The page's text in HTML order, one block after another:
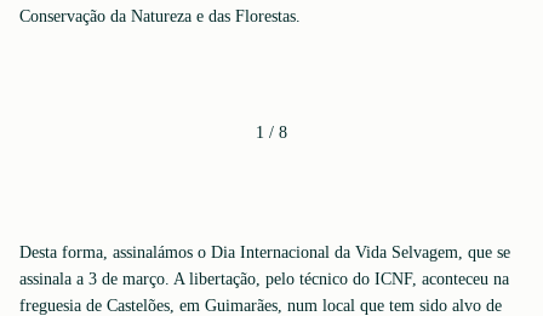
Conservação da Natureza e das Florestas.
1 / 8
Desta forma, assinalámos o Dia Internacional da Vida Selvagem, que se
assinala a 3 de março. A libertação, pelo técnico do ICNF, aconteceu na
freguesia de Castelões, em Guimarães, num local que tem sido alvo de